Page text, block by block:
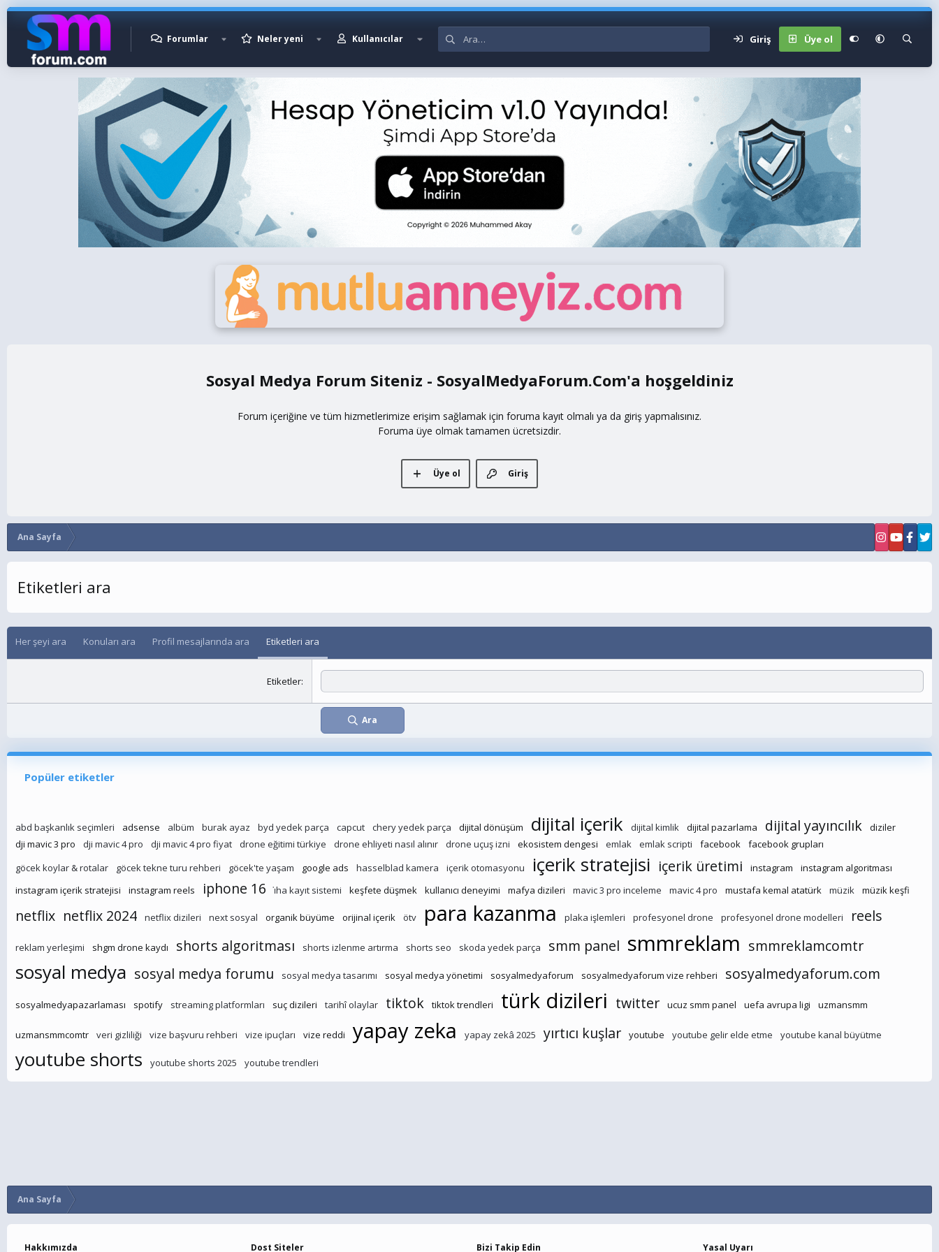
Forumlar Neler yeni Kullanıcılar Giriş Üye ol
Sosyal Medya Forum Siteniz - SosyalMedyaForum.Com
Forum içeriğine ve tüm hizmetlerimize erişim sağlamak için foruma kayıt olmalı ya da giriş yapmalısınız.
Foruma üye olmak tamamen ücretsizdir.
Giriş
Üye ol
Ana Sayfa
Etiketleri ara
Her şeyi ara Konuları ara Profil mesajlarında ara Etiketleri ara
Etiketler
Ara
Popüler etiketler
abd başkanlık seçimleri adsense albüm burak ayaz byd yedek parça capcut chery yedek parça dijital dönüşüm dijital içerik dijital kimlik dijital pazarlama dijital yayıncılık
diziler
dji mavic 3 pro
dji mavic 4 pro dji mavic 4 pro fiyat drone eğitimi türkiye drone ehliyeti nasıl alınır drone uçuş izni ekosistem dengesi emlak emlak scripti facebook
facebook grupları
göcek koylar & rotalar
göcek tekne turu rehberi göcek'te yaşam google ads hasselblad kamera içerik otomasyonu içerik stratejisi içerik üretimi instagram
instagram algoritması
instagram içerik stratejisi
instagram reels iphone 16 i̇ha kayıt sistemi keşfete düşmek kullanıcı deneyimi mafya dizileri mavic 3 pro inceleme mavic 4 pro mustafa kemal atatürk müzik müzik keşfi
netflix netflix 2024 netflix dizileri next sosyal organik büyüme orijinal içerik ötv para kazanma plaka işlemleri profesyonel drone profesyonel drone modelleri reels
reklam yerleşimi shgm drone kaydı shorts algoritması shorts izlenme artırma shorts seo skoda yedek parça smm panel smmreklam smmreklamcomtr
sosyal medya sosyal medya forumu sosyal medya tasarımı sosyal medya yönetimi sosyalmedyaforum sosyalmedyaforum vize rehberi sosyalmedyaforum.com
sosyalmedyapazarlaması spotify streaming platformları suç dizileri tarihî olaylar tiktok tiktok trendleri türk dizileri twitter ucuz smm panel uefa avrupa ligi uzmansmm
uzmansmmcomtr veri gizliliği vize başvuru rehberi vize ipuçları vize reddi yapay zeka yapay zekâ 2025 yırtıcı kuşlar youtube youtube gelir elde etme youtube kanal büyütme
youtube shorts youtube shorts 2025 youtube trendleri
Ana Sayfa
Hakkımızda Dost Siteler Bizi Takip Edin Yasal Uyarı